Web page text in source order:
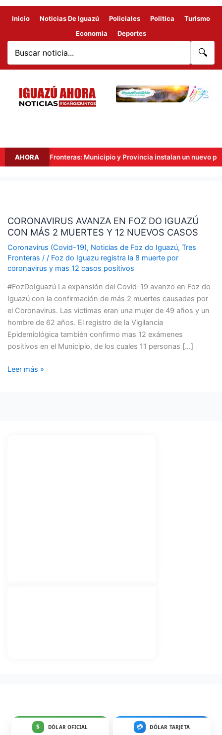
Inicio Noticias De Iguazú Policiales Politica
Turismo
Economia
Deportes
🔍
AHORA
Hito Tres Fronteras: Municipio y Provincia instalan un nuevo
CORONAVIRUS AVANZA EN FOZ DO IGUAZÚ
CON MÁS 2 MUERTES Y 12 NUEVOS CASOS
Coronavirus (Covid-19), Noticias de Foz do Iguazú, Tres
Fronteras / / Foz do Iguazu registra la 8 muerte por
coronavirus y mas 12 casos positivos
#FozDoIguazú La expansión del Covid-19 avanzo en Foz do
Iguazú con la confirmación de más 2 muertes causadas por
el Coronavirus. Las victimas eran una mujer de 49 años y un
hombre de 62 años. El registro de la Vigilancia
Epidemiológica también confirmo mas 12 exámenes
positivos en el Municipio, de los cuales 11 personas […]
EN
FOZ
DO
IGUAZÚ
CON
MUERTES
NUEVOS
CASOS
Leer más »
$ DÓLAR OFICIAL 💳 DÓLAR TARJETA